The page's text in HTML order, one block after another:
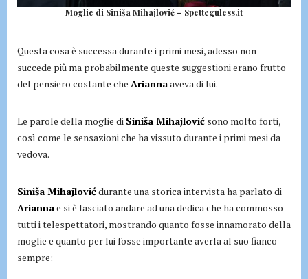
Moglie di Siniša Mihajlović – Spetteguless.it
Questa cosa è successa durante i primi mesi, adesso non
succede più ma probabilmente queste suggestioni erano frutto
del pensiero costante che Ariannaaveva di lui.
Le parole della moglie di Siniša Mihajlović sono molto forti,
così come le sensazioni che ha vissuto durante i primi mesi da
vedova.
Siniša Mihajlovićdurante una storica intervista ha parlato di
Ariannae si è lasciato andare ad una dedica che ha commosso
tutti i telespettatori, mostrando quanto fosse innamorato della
moglie e quanto per lui fosse importante averla al suo fianco
sempre: